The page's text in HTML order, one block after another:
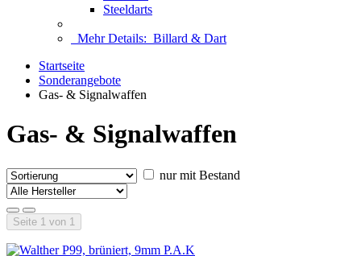
Steeldarts
Mehr Details: Billard & Dart
Startseite
Sonderangebote
Gas- & Signalwaffen
Gas- & Signalwaffen
nur mit Bestand
Seite 1 von 1